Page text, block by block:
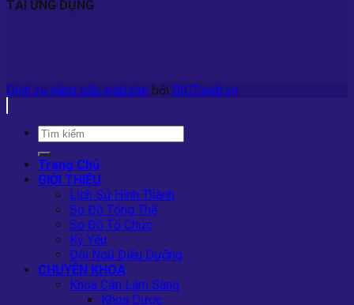
TẢI ỨNG DỤNG
Dịch vụ nâng cấp website bởi BICTweb.vn
Trang Chủ
GIỚI THIỆU
Lịch Sử Hình Thành
Sơ Đồ Tổng Thể
Sơ Đồ Tổ Chức
Kỷ Yếu
Đội Ngũ Điều Dưỡng
CHUYÊN KHOA
Khoa Cận Lâm Sàng
Khoa Dược